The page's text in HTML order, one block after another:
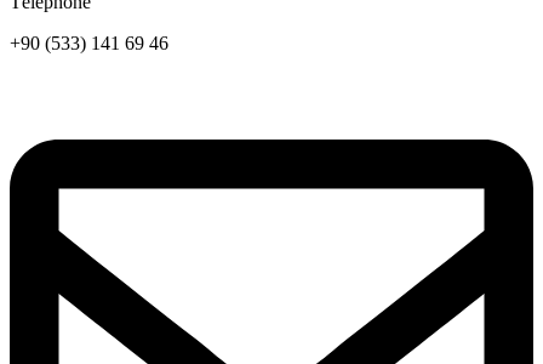
+90 (533) 141 69 46